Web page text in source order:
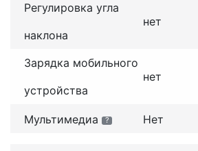
Регулировка угла
наклона
нет
Зарядка мобильного
устройства
нет
Мультимедиа ? Нет